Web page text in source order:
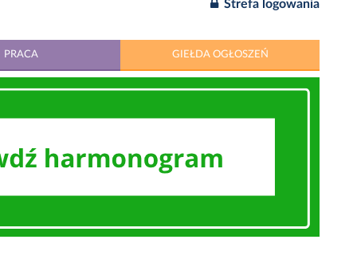
Strefa logowania
PRACA GIEŁDA OGŁOSZEŃ